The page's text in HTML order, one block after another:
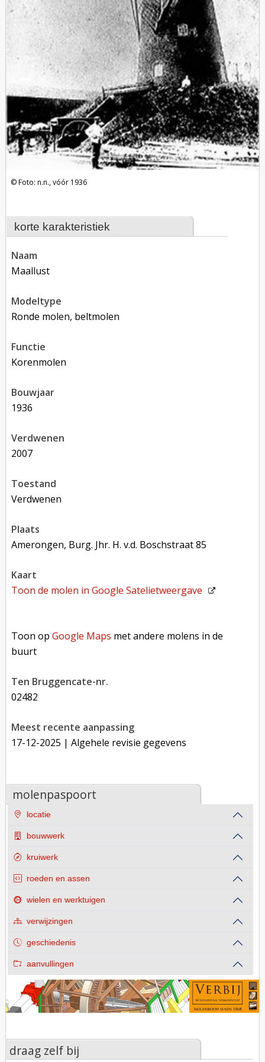
korte karakteristiek
naam
Maallust
modeltype
Ronde molen, beltmolen
functie
korenmolen
bouwjaar
1936
verdwenen
2007
toestand
verdwenen
plaats
Amerongen, Burg. Jhr. H. v.d. Boschstraat 85
kaart
Toon de molen inGoogle Satelietweergave
Toon opGoogle Maps met andere molens in de
buurt
Ten Bruggencate-nr.
02482
Meest recente aanpassing
17-12-2025 | Algehele revisie gegevens
Foto: n.n., vóór 1936
molenpaspoort
locatie
bouwwerk
kruiwerk
roeden en assen
wielen en werktuigen
verwijzingen
geschiedenis
aanvullingen
draag zelf bij